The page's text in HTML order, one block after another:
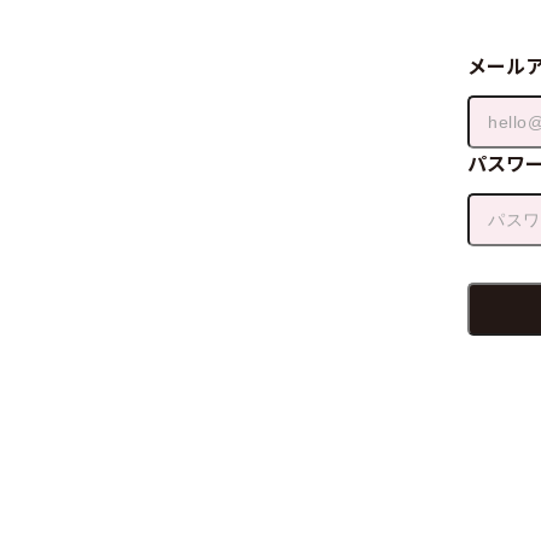
メール
パスワ